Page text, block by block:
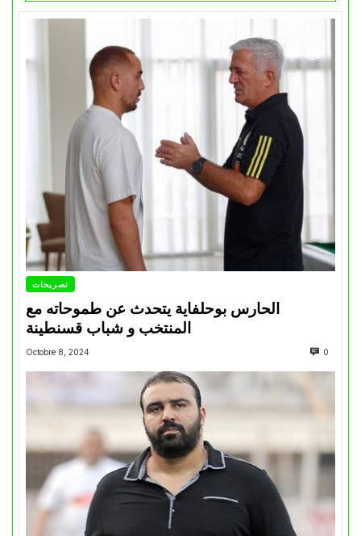
تصريحات
الحارس بوحلفاية يتحدث عن طموحاته مع
المنتخب و شباب قسنطينة
Octobre 8, 2024 0